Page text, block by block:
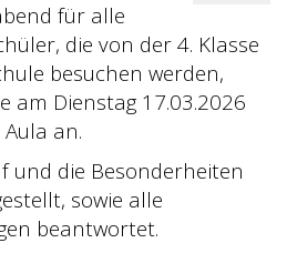
für alle
die von der 4. Klasse
besuchen werden,
am Dienstag 17.03.2026
an.
und die Besonderheiten
sowie alle
beantwortet.